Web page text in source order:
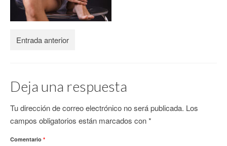
Entrada anterior
Deja una respuesta
Tu dirección de correo electrónico no será publicada. Los
campos obligatorios están marcados con*
Comentario *